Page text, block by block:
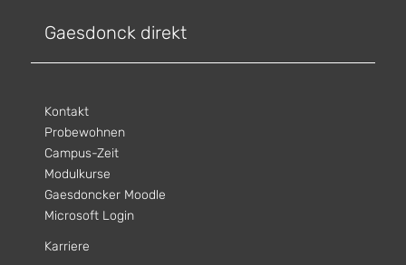
Gaesdonck direkt
Kontakt
Probewohnen
Campus-Zeit
Modulkurse
Gaesdoncker Moodle
Microsoft Login
Karriere